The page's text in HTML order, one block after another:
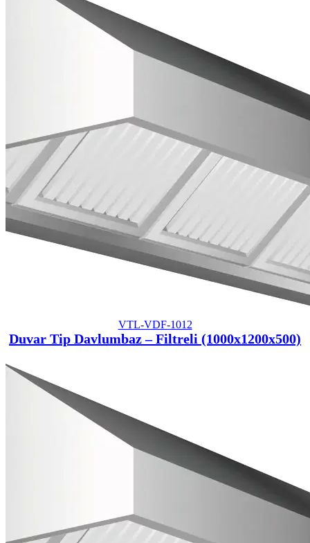
VTL-VDF-1012
Duvar Tip Davlumbaz – Filtreli (1000x1200x500)